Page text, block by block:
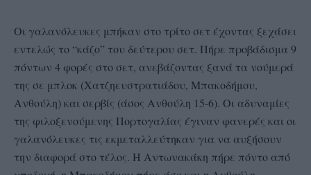
Οι γαλανόλευκες μπήκαν στο τρίτο σετ έχοντας ξεχάσει
εντελώς το “κάζο” του δεύτερου σετ. Πήρε προβάδισμα 9
πόντων 4 φορές στο σετ, ανεβάζοντας ξανά τα νούμερά
της σε μπλοκ (Χατζηευστρατιάδου, Μπακοδήμου,
Ανθούλη) και σερβίς (άσος Ανθούλη 15-6). Οι αδυναμίες
της φιλοξενούμενης Πορτογαλίας έγιναν φανερές και οι
γαλανόλευκες τις εκμεταλλεύτηκαν για να αυξήσουν
την διαφορά στο τέλος. Η Αντωνακάκη πήρε πόντο από